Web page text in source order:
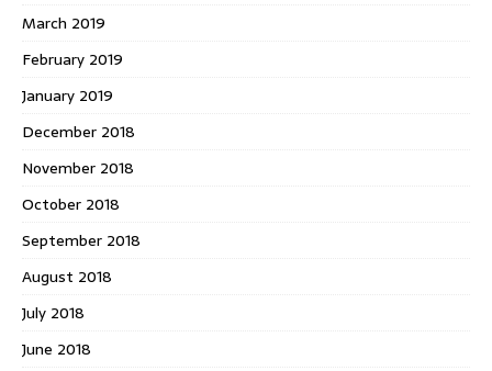
March 2019
February 2019
January 2019
December 2018
November 2018
October 2018
September 2018
August 2018
July 2018
June 2018